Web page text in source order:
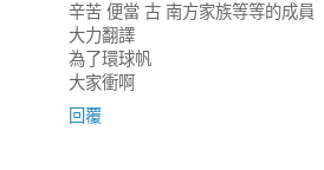
辛苦 便當 古 南方家族等等的成員
大力翻譯
為了環球帆
大家衝啊
回覆